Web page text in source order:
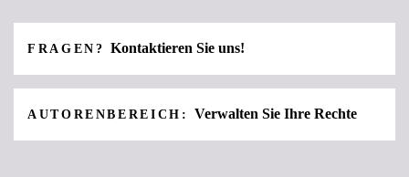
FRAGEN? Kontaktieren Sie uns!
AUTORENBEREICH: Verwalten Sie Ihre Rechte